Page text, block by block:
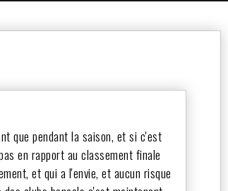
que pendant la saison, et si c'est
en rapport au classement finale
et qui a l'envie, et aucun risque